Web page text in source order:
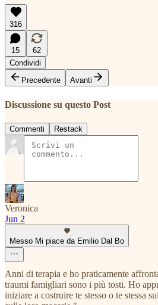
316
15
62
Condividi
Precedente
Avanti
Discussione su questo Post
Commenti Restack
Veronica
Jun 2
Messo Mi piace da Emilio Dal Bo
Anni di terapia e ho praticamente
traumi famigliari sono i più tosti. Ho
iniziare a costruire te stesso o te stessa